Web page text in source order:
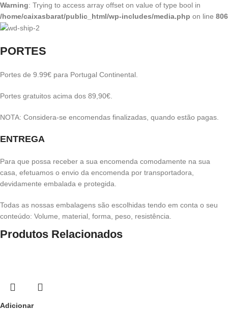
Warning: Trying to access array offset on value of type bool in
/home/caixasbarat/public_html/wp-includes/media.php on line 806
PORTES
Portes de 9.99€ para Portugal Continental.
Portes gratuitos acima dos 89,90€.
NOTA: Considera-se encomendas finalizadas, quando estão pagas.
ENTREGA
Para que possa receber a sua encomenda comodamente na sua
casa, efetuamos o envio da encomenda por transportadora,
devidamente embalada e protegida.
Todas as nossas embalagens são escolhidas tendo em conta o seu
conteúdo: Volume, material, forma, peso, resistência.
Produtos Relacionados
Adicionar